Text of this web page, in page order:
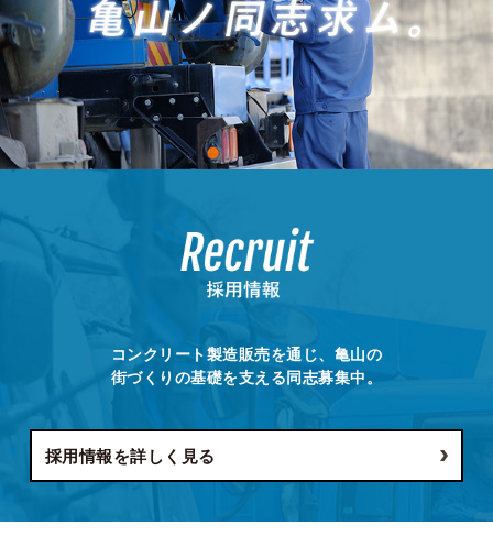
コンクリート製造販売を通じ、亀山の
街づくりの基礎を支える同志募集中。
採用情報を詳しく見る